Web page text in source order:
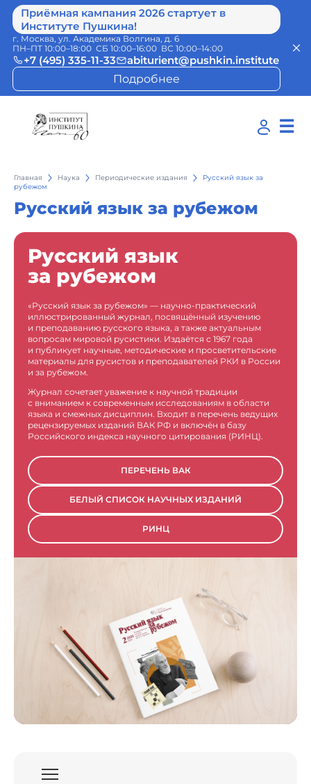
Приёмная кампания 2026 стартует в
Институте Пушкина!
г. Москва, ул. Академика Волгина, д. 6
ПН–ПТ 10:00–18:00 СБ 10:00–16:00 ВС 10:00–14:00
+7 (495) 335-11-33
abiturient@pushkin.institute
Подробнее
☰
Главная Наука Периодические издания
Русский язык за
рубежом
Русский язык за рубежом
Русский язык
за рубежом
«Русский язык за рубежом» — научно-практический
иллюстрированный журнал, посвящённый изучению
и преподаванию русского языка, а также актуальным
вопросам мировой русистики. Издаётся с 1967 года
и публикует научные, методические и просветительские
материалы для русистов и преподавателей РКИ в России
и за рубежом.
Журнал сочетает уважение к научной традиции
с вниманием к современным исследованиям в области
языка и смежных дисциплин. Входит в перечень ведущих
рецензируемых изданий ВАК РФ и включён в базу
Российского индекса научного цитирования (РИНЦ).
ПЕРЕЧЕНЬ ВАК
БЕЛЫЙ СПИСОК НАУЧНЫХ ИЗДАНИЙ
РИНЦ